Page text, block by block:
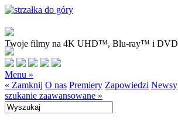
Twoje filmy na 4K UHD™, Blu-ray™ i DVD
Menu »
« Zamknij O nas Premiery Zapowiedzi Newsy
szukanie zaawansowane »